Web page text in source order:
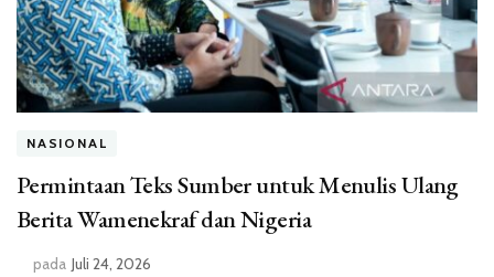
NASIONAL
Permintaan Teks Sumber untuk Menulis Ulang
Berita Wamenekraf dan Nigeria
pada Juli 24, 2026